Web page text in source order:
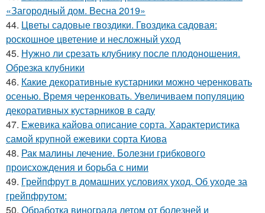
«Загородный дом. Весна 2019»
44. Цветы садовые гвоздики. Гвоздика садовая:
роскошное цветение и несложный уход
45. Нужно ли срезать клубнику после плодоношения.
Обрезка клубники
46. Какие декоративные кустарники можно черенковать
осенью. Время черенковать. Увеличиваем популяцию
декоративных кустарников в саду
47. Ежевика кайова описание сорта. Характеристика
самой крупной ежевики сорта Киова
48. Рак малины лечение. Болезни грибкового
происхождения и борьба с ними
49. Грейпфрут в домашних условиях уход. Об уходе за
грейпфрутом:
50. Обработка винограда летом от болезней и